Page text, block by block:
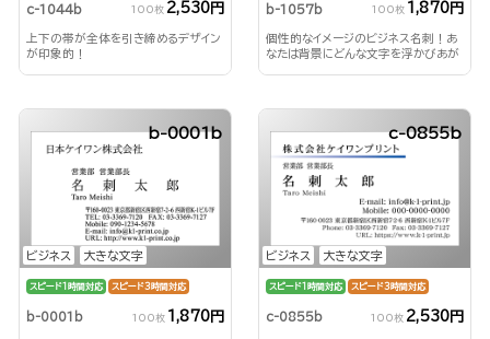
c-1044b 100枚 2,530円
上下の帯が全体を引き締めるデザイン
が印象的！
b-1057b 100枚 1,870円
個性的なイメージのビジネス名刺！あ
なたは背景にどんな文字を浮かびあが
ビジネス 大きな文字
b-0001b
スピード1時間対応 スピード3時間対応
b-0001b 100枚 1,870円
ビジネス 大きな文字
c-0855b
スピード1時間対応 スピード3時間対応
c-0855b 100枚 2,530円